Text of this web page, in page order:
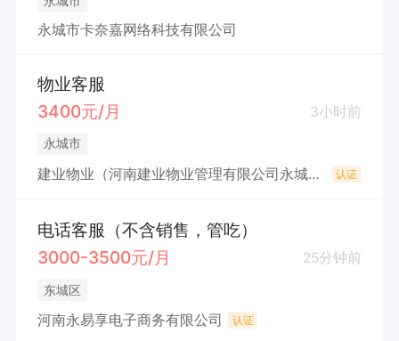
永城市卡奈嘉网络科技有限公司
物业客服
3400元/月
3小时前
永城市
建业物业（河南建业物业管理有限公司永城分公司） 认证
电话客服（不含销售，管吃）
3000-3500元/月
25分钟前
东城区
河南永易享电子商务有限公司 认证